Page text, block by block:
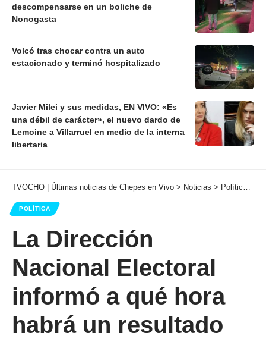
descompensarse en un boliche de
Nonogasta
Volcó tras chocar contra un auto
estacionado y terminó hospitalizado
Javier Milei y sus medidas, EN VIVO: «Es
una débil de carácter», el nuevo dardo de
Lemoine a Villarruel en medio de la interna
libertaria
TVOCHO | Últimas noticias de Chepes en Vivo > Noticias > Política >
POLÍTICA
La Dirección
Nacional Electoral
informó a qué hora
habrá un resultado